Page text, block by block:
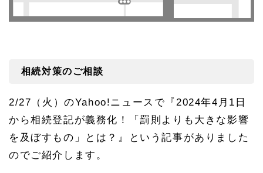
相続対策のご相談
2/27 （火）のYahoo!ニュースで『2024年4月1日
から相続登記が義務化！「罰則よりも大きな影響
を及ぼすもの」とは？』という記事がありました
のでご紹介します。